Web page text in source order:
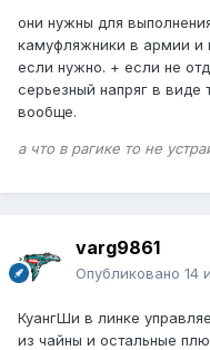
они нужны для
камуфляжники в армии и
если нужно. + если не
серьезный напряг в виде
вообще.
а что в рагике то не
varg9861
Опубликовано 14
КуангШи в линке
из чайны и остальные